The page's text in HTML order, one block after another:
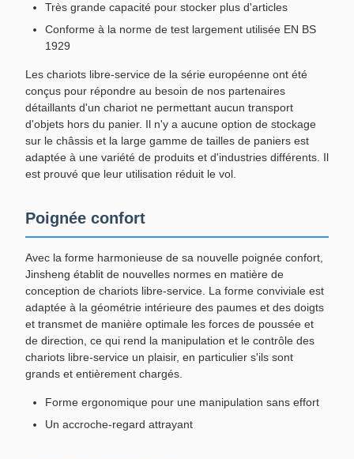
Très grande capacité pour stocker plus d'articles
Conforme à la norme de test largement utilisée EN BS
1929
Les chariots libre-service de la série européenne ont été
conçus pour répondre au besoin de nos partenaires
détaillants d'un chariot ne permettant aucun transport
d'objets hors du panier. Il n'y a aucune option de stockage
sur le châssis et la large gamme de tailles de paniers est
adaptée à une variété de produits et d'industries différents. Il
est prouvé que leur utilisation réduit le vol.
Poignée confort
Avec la forme harmonieuse de sa nouvelle poignée confort,
Jinsheng établit de nouvelles normes en matière de
conception de chariots libre-service. La forme conviviale est
adaptée à la géométrie intérieure des paumes et des doigts
et transmet de manière optimale les forces de poussée et
de direction, ce qui rend la manipulation et le contrôle des
chariots libre-service un plaisir, en particulier s'ils sont
grands et entièrement chargés.
Forme ergonomique pour une manipulation sans effort
Un accroche-regard attrayant